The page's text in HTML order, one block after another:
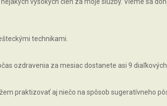
vysokých cien za moje služby. Vieme sa
technikami.
ozdravenia za mesiac dostanete asi 9
praktizovať aj niečo na spôsob sugeratívneho